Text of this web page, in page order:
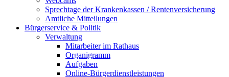
Sprechtage der Krankenkassen / Rentenversicherung
Amtliche Mitteilungen
Bürgerservice & Politik
Verwaltung
Mitarbeiter im Rathaus
Organigramm
Aufgaben
Online-Bürgerdienstleistungen